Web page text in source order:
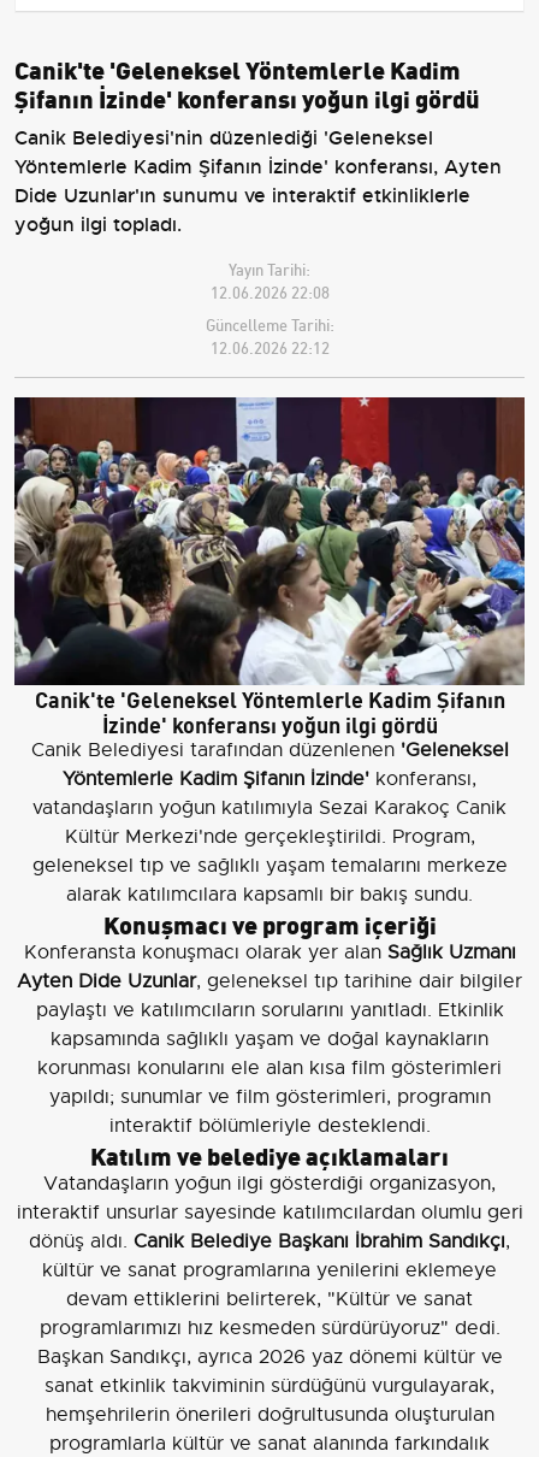
Canik'te 'Geleneksel Yöntemlerle Kadim
Şifanın İzinde' konferansı yoğun ilgi gördü
Canik Belediyesi'nin düzenlediği 'Geleneksel
Yöntemlerle Kadim Şifanın İzinde' konferansı, Ayten
Dide Uzunlar'ın sunumu ve interaktif etkinliklerle
yoğun ilgi topladı.
Yayın Tarihi:
12.06.2026 22:08
Güncelleme Tarihi:
12.06.2026 22:12
Canik'te 'Geleneksel Yöntemlerle Kadim Şifanın
İzinde' konferansı yoğun ilgi gördü
Canik Belediyesi tarafından düzenlenen 'Geleneksel
Yöntemlerle Kadim Şifanın İzinde' konferansı,
vatandaşların yoğun katılımıyla Sezai Karakoç Canik
Kültür Merkezi'nde gerçekleştirildi. Program,
geleneksel tıp ve sağlıklı yaşam temalarını merkeze
alarak katılımcılara kapsamlı bir bakış sundu.
Konuşmacı ve program içeriği
Konferansta konuşmacı olarak yer alan Sağlık Uzmanı
Ayten Dide Uzunlar, geleneksel tıp tarihine dair bilgiler
paylaştı ve katılımcıların sorularını yanıtladı. Etkinlik
kapsamında sağlıklı yaşam ve doğal kaynakların
korunması konularını ele alan kısa film gösterimleri
yapıldı; sunumlar ve film gösterimleri, programın
interaktif bölümleriyle desteklendi.
Katılım ve belediye açıklamaları
Vatandaşların yoğun ilgi gösterdiği organizasyon,
interaktif unsurlar sayesinde katılımcılardan olumlu geri
dönüş aldı. Canik Belediye Başkanı İbrahim Sandıkçı,
kültür ve sanat programlarına yenilerini eklemeye
devam ettiklerini belirterek, "Kültür ve sanat
programlarımızı hız kesmeden sürdürüyoruz" dedi.
Başkan Sandıkçı, ayrıca 2026 yaz dönemi kültür ve
sanat etkinlik takviminin sürdüğünü vurgulayarak,
hemşehrilerin önerileri doğrultusunda oluşturulan
programlarla kültür ve sanat alanında farkındalık